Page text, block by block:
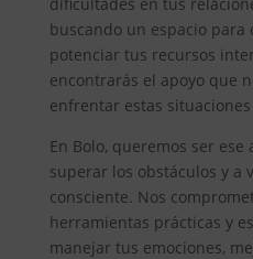
buscando un espacio para
potenciar tus recursos
encontrarás el apoyo que
enfrentar estas
En Bolo, queremos ser
superar los obstáculos y a
consciente. Nos
herramientas prácticas y
manejar tus emociones,